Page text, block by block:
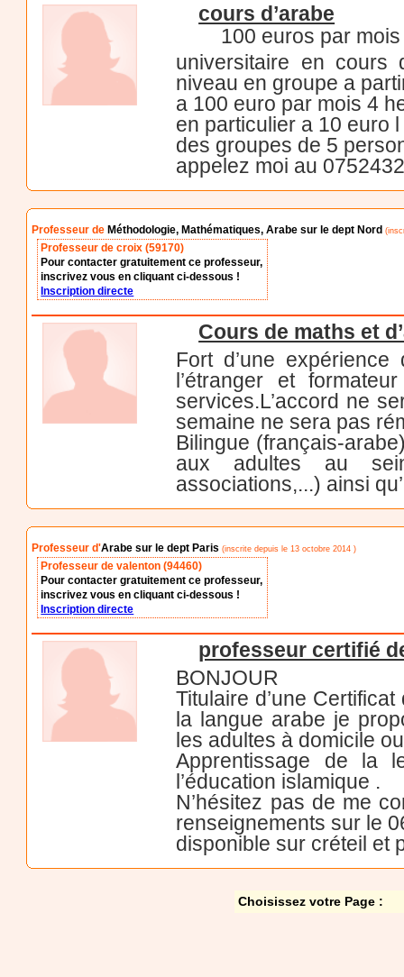
cours d’arabe
100 euros par mois
universitaire en cours
niveau en groupe a
a 100 euro par mois 4
en particulier a 10 euro
des groupes de 5
appelez moi au
Professeur deMéthodologie, Mathématiques, Arabe sur le dept Nord
Professeur de croix (59170)
Pour contacter gratuitement ce professeur,
inscrivez vous en cliquant ci-dessous !
Inscription directe
Cours de maths et
Fort d’une
l’étranger et
services.L’accord ne
semaine ne sera pas
Bilingue (français-
aux adultes au
associations,...) ainsi
Professeur d'Arabe sur le dept Paris (inscrite depuis le 13 octobre 2014 )
Professeur de valenton (94460)
Pour contacter gratuitement ce professeur,
inscrivez vous en cliquant ci-dessous !
Inscription directe
professeur certifié
BONJOUR
Titulaire d’une
la langue arabe je
les adultes à domicile
Apprentissage de la
l’éducation islamique .
N’hésitez pas de me
renseignements sur le
disponible sur créteil et
Choisissez votre Page :